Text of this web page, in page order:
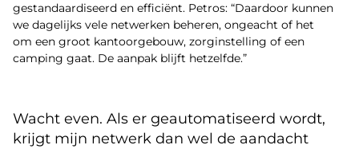
gestandaardiseerd en efficiënt. Petros: “Daardoor kunnen
we dagelijks vele netwerken beheren, ongeacht of het
om een groot kantoorgebouw, zorginstelling of een
camping gaat. De aanpak blijft hetzelfde.”
Wacht even. Als er geautomatiseerd wordt,
krijgt mijn netwerk dan wel de aandacht